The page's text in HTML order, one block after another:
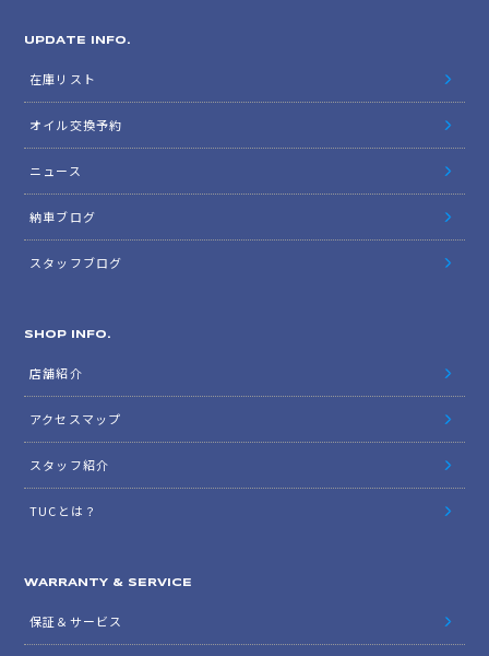
UPDATE INFO.
在庫リスト
オイル交換予約
ニュース
納車ブログ
スタッフブログ
SHOP INFO.
店舗紹介
アクセスマップ
スタッフ紹介
TUCとは？
WARRANTY & SERVICE
保証＆サービス